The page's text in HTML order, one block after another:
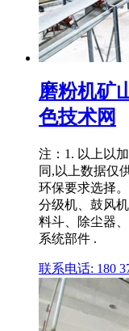
磨粉机矿
色技术网
注：1. 以上以
同,以上数据仅
环保要求选择
分级机、鼓风
料斗、除尘器
系统部件 .
联系电话: 180